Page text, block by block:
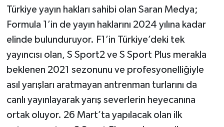
Türkiye yayın hakları sahibi olan Saran Medya;
Formula 1’in de yayın haklarını 2024 yılına kadar
elinde bulunduruyor. F1’in Türkiye’deki tek
yayıncısı olan, S Sport2 ve S Sport Plus merakla
beklenen 2021 sezonunu ve profesyonelliğiyle
asıl yarışları aratmayan antrenman turlarını da
canlı yayınlayarak yarış severlerin heyecanına
ortak oluyor. 26 Mart’ta yapılacak olan ilk